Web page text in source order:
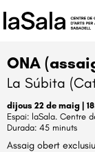
ONA
La Súbita
dijous 22 de maig |
laSala. Centre
Durada: 45 minuts
Assaig obert